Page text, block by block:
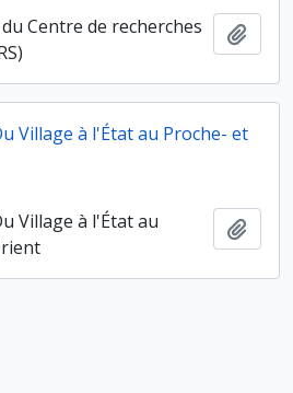
Centre de recherches
Village à l'État au Proche- et
Village à l'État au